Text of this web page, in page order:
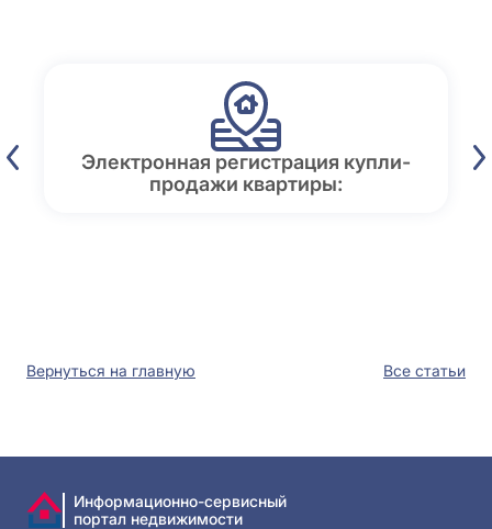
Электронная регистрация купли-
продажи квартиры:
Вернуться на главную Все статьи
Информационно-сервисный
портал недвижимости